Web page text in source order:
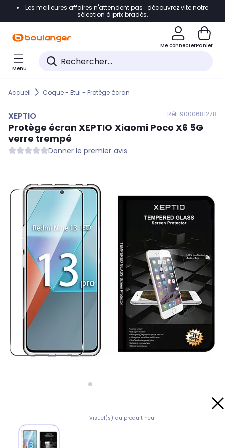
Accéder directement à la navigation
Accéder directement au pied de page
Accéder directement au chatbot
Les meilleures affaires n'attendent pas : découvrez vite notre
sélection à prix bradés.
Me connecterPanier
Menu
Accueil Coque - Etui - Protège écran
XEPTIO Réf. 9000681278
Protège écran XEPTIO Xiaomi Poco X6 5G
verre trempé
Donner le premier avis
Visuel(s) du produit neuf